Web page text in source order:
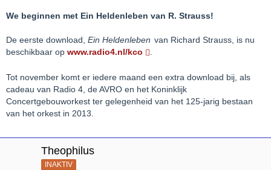
We beginnen met Ein Heldenleben van R. Strauss!
De eerste download, Ein Heldenleben van Richard Strauss, is nu
beschikbaar op www.radio4.nl/kco .
Tot november komt er iedere maand een extra download bij, als
cadeau van Radio 4, de AVRO en het Koninklijk
Concertgebouworkest ter gelegenheid van het 125-jarig bestaan
van het orkest in 2013.
Theophilus
INAKTIV